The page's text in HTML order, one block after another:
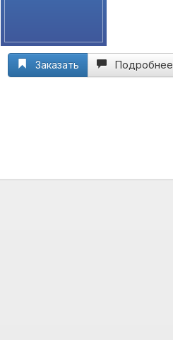
Заказать Подробнее